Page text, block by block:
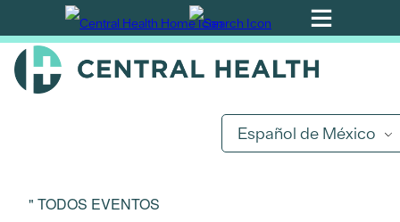
Ir
al
contenido
Español de México
" TODOS EVENTOS